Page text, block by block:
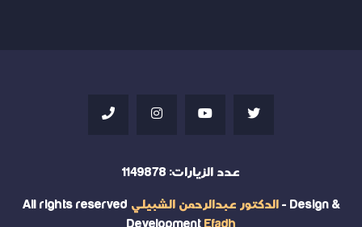
عدد الزيارات: 1149878
All rights reserved الدكتور عبدالرحمن الشبيلي - Design &
Development Efadh